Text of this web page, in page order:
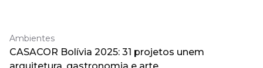
Ambientes
CASACOR Bolívia 2025: 31 projetos unem